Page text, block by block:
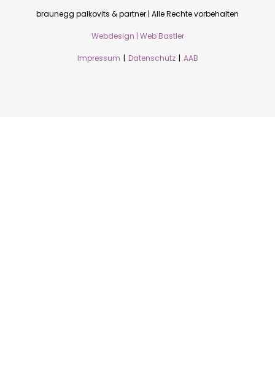
braunegg palkovits & partner | Alle Rechte vorbehalten
Webdesign | Web Bastler
Impressum | Datenschutz | AAB